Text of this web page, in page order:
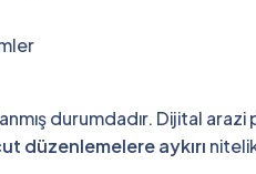
durumdadır. Dijital arazi
düzenlemelere aykırı